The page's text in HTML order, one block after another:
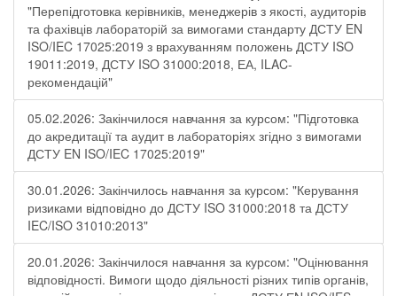
"Перепідготовка керівників, менеджерів з якості, аудиторів
та фахівців лабораторій за вимогами стандарту ДСТУ EN
ISO/IEC 17025:2019 з врахуванням положень ДСТУ ISO
19011:2019, ДСТУ ISO 31000:2018, ЕА, ILAC-
рекомендацій"
05.02.2026: Закінчилося навчання за курсом: "Підготовка
до акредитації та аудит в лабораторіях згідно з вимогами
ДСТУ EN ISO/IEC 17025:2019"
30.01.2026: Закінчилось навчання за курсом: "Керування
ризиками відповідно до ДСТУ ISO 31000:2018 та ДСТУ
IEC/ISO 31010:2013"
20.01.2026: Закінчилося навчання за курсом: "Оцінювання
відповідності. Вимоги щодо діяльності різних типів органів,